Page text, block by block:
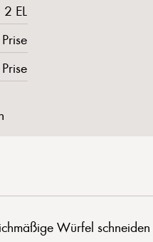
2 EL
Prise
Prise
Würfel